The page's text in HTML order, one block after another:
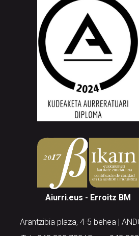
Aiurri.eus - Erroitz BM
Arantzibia plaza, 4-5 behea |